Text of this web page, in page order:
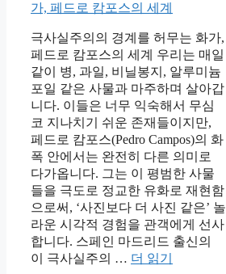
극사실주의의 경계를 허무는 화가,
페드로 캄포스의 세계 우리는 매일
같이 병, 과일, 비닐봉지, 알루미늄
포일 같은 사물과 마주하며 살아갑
니다. 이들은 너무 익숙해서 무심
코 지나치기 쉬운 존재들이지만,
페드로 캄포스(Pedro Campos)의 화
폭 안에서는 완전히 다른 의미로
다가옵니다. 그는 이 평범한 사물
들을 극도로 정교한 유화로 재현함
으로써, ‘사진보다 더 사진 같은’ 놀
라운 시각적 경험을 관객에게 선사
합니다. 스페인 마드리드 출신의
이 극사실주의 … 더 읽기